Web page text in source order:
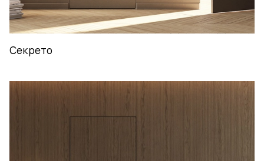
Секрето